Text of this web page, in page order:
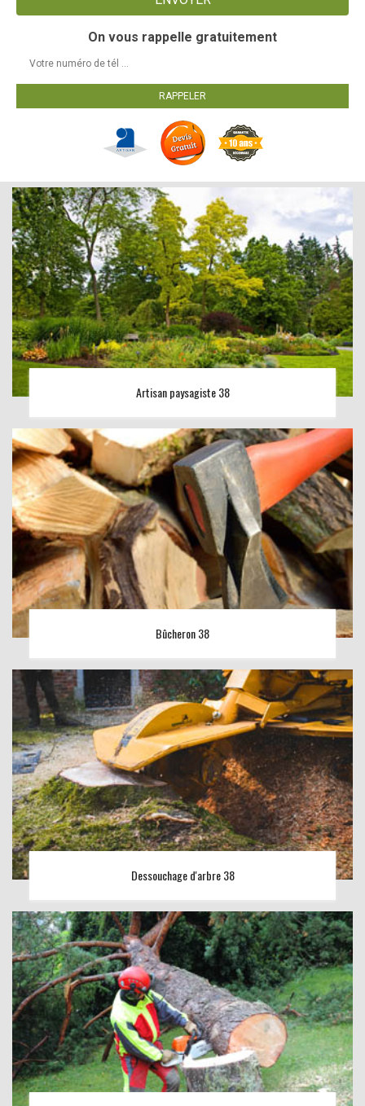
On vous rappelle gratuitement
Artisan paysagiste 38
Bûcheron 38
Dessouchage d'arbre 38